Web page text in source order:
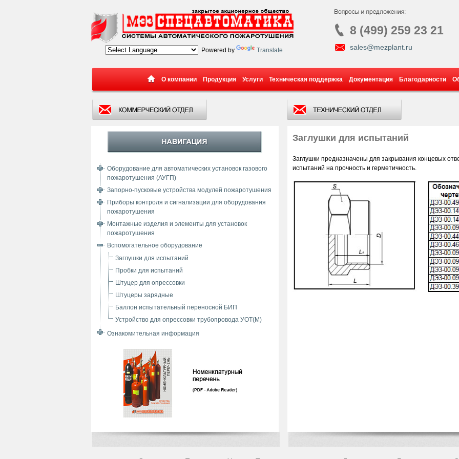
Powered by Translate
8 (499) 259 23 21
sales@mezplant.ru
О компании Продукция Услуги Техническая поддержка Документация Благодарности
Оборудование для автоматических установок газового
пожаротушения (АУГП)
Запорно-пусковые устройства модулей пожаротушения
Приборы контроля и сигнализации для оборудования
пожаротушения
Монтажные изделия и элементы для установок
пожаротушения
Вспомогательное оборудование
Заглушки для испытаний
Пробки для испытаний
Штуцер для опрессовки
Штуцеры зарядные
Баллон испытательный переносной БИП
Устройство для опрессовки трубопровода УОТ(М)
Ознакомительная информация
Заглушки для испытаний
Заглушки предназначены для закрывания концевых
испытаний на прочность и герметичность.